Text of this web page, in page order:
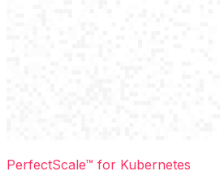
PerfectScale™ for Kubernetes